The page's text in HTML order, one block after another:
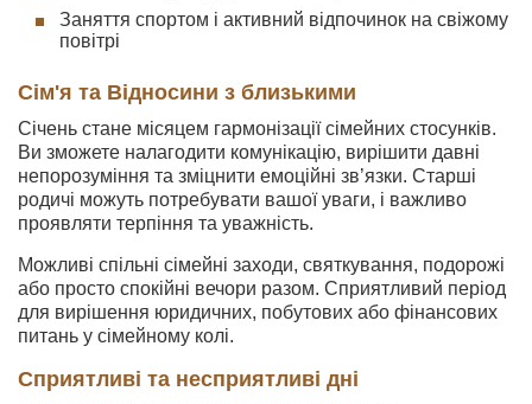
Заняття спортом і активний відпочинок на свіжому
повітрі
Сім'я та Відносини з близькими
Січень стане місяцем гармонізації сімейних стосунків.
Ви зможете налагодити комунікацію, вирішити давні
непорозуміння та зміцнити емоційні зв’язки. Старші
родичі можуть потребувати вашої уваги, і важливо
проявляти терпіння та уважність.
Можливі спільні сімейні заходи, святкування, подорожі
або просто спокійні вечори разом. Сприятливий період
для вирішення юридичних, побутових або фінансових
питань у сімейному колі.
Сприятливі та несприятливі дні